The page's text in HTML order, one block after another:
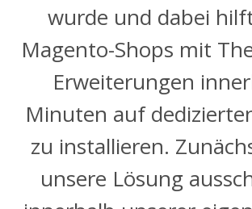
wurde und dabei
Magento-Shops mit
Erweiterungen
Minuten auf
zu installieren.
unsere Lösung